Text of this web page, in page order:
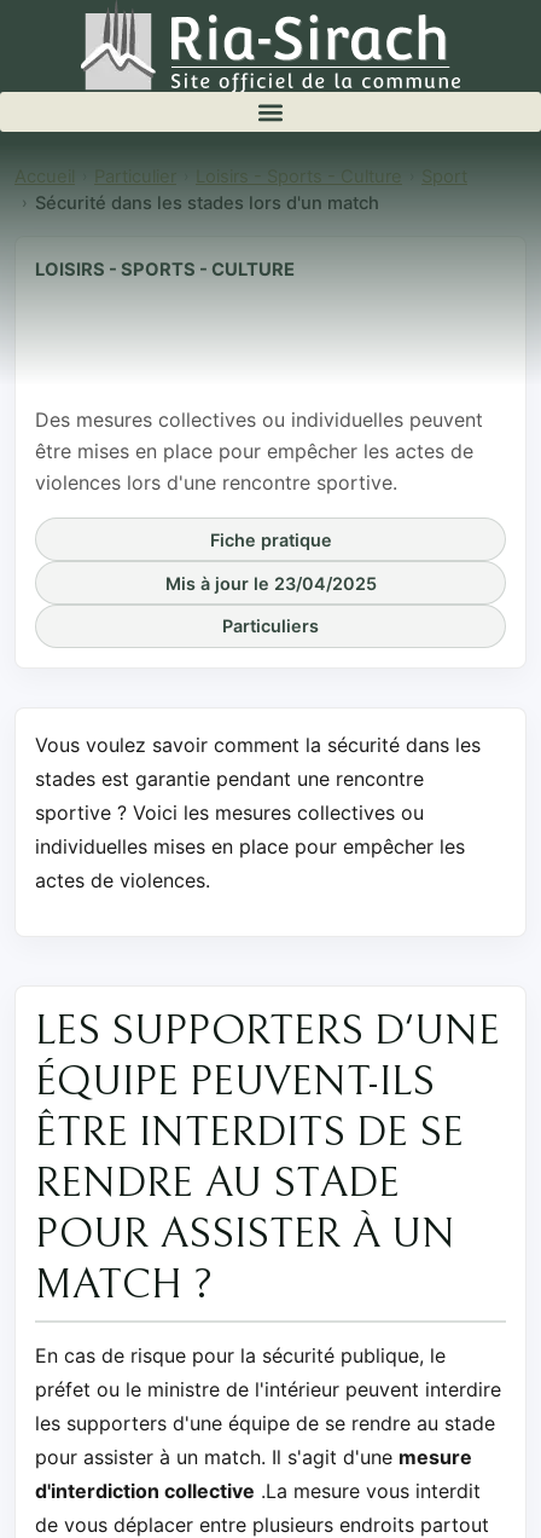
Accueil Particulier Loisirs - Sports - Culture
Sport
Sécurité dans les stades lors d'un match
LOISIRS - SPORTS - CULTURE
Sécurité dans
les stades lors
d'un match
Des mesures collectives ou individuelles peuvent
être mises en place pour empêcher les actes de
violences lors d'une rencontre sportive.
Fiche pratique
Mis à jour le 23/04/2025
Particuliers
Vous voulez savoir comment la sécurité dans les
stades est garantie pendant une rencontre
sportive ? Voici les mesures collectives ou
individuelles mises en place pour empêcher les
actes de violences.
LES SUPPORTERS D'UNE
ÉQUIPE PEUVENT-ILS
ÊTRE INTERDITS DE SE
RENDRE AU STADE
POUR ASSISTER À UN
MATCH ?
En cas de risque pour la sécurité publique, le
préfet ou le ministre de l'intérieur peuvent interdire
les supporters d'une équipe de se rendre au stade
pour assister à un match. Il s'agit d'une mesure
d'interdiction collective .La mesure vous interdit
de vous déplacer entre plusieurs endroits partout